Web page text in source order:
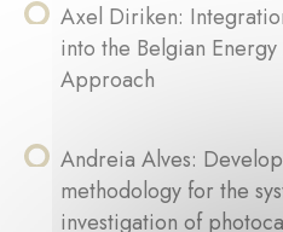
Axel Diriken:
into the Belgian
Approach
Andreia Alves:
methodology for the
investigation of